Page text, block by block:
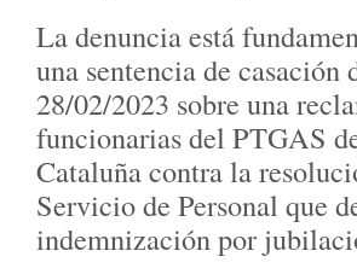
La denuncia está
una sentencia de
28/02/2023 sobre una
funcionarias del PTGAS
Cataluña contra la
Servicio de Personal que
indemnización por